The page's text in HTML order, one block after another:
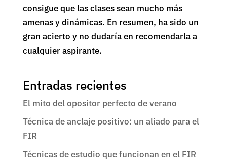
consigue que las clases sean mucho más
amenas y dinámicas. En resumen, ha sido un
gran acierto y no dudaría en recomendarla a
cualquier aspirante.
Entradas recientes
El mito del opositor perfecto de verano
Técnica de anclaje positivo: un aliado para el
FIR
Técnicas de estudio que funcionan en el FIR